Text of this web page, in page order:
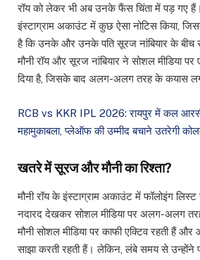
रॉय को लेकर भी अब उनके फैंस चिंता में पड़ गए
इंस्टाग्राम अकाउंट में कुछ ऐसा नोटिस किया,
है कि उनके और उनके पति सूरज नांबियार के
मौनी रॉय और सूरज नांबियार ने सोशल मीडिया
दिया है, जिसके बाद अलग-अलग तरह के कयास
RCB vs KKR IPL 2026: रायपुर में कल
महामुकाबला, प्लेऑफ की उम्मीद बचाने उतरेगी
खतरे में सूरज और मौनी का रिश्ता?
मौनी रॉय के इंस्टाग्राम अकाउंट में फॉलोइंग लिस्ट
नदारद देखकर सोशल मीडिया पर अलग-अलग
मौनी सोशल मीडिया पर काफी एक्टिव रहती हैं
साझा करती रहती हैं। लेकिन, लंबे समय से उन्होंने